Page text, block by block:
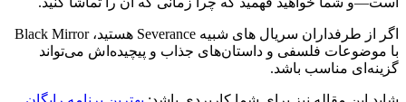
اگر از طرفداران سریال های شبیه Severance هستید، Black Mirror
با موضوعات فلسفی و داستان‌های جذاب و پیچیده‌اش می‌تواند
گزینه‌ای مناسب باشد.